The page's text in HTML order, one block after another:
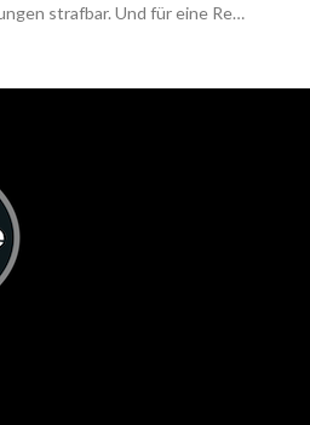
strafbar. Und für eine Re…